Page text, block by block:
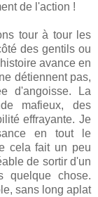
de l'action !
tour à tour les
des gentils ou
avance en
détiennent pas,
d'angoisse. La
mafieux, des
effrayante. Je
en tout le
cela fait un peu
de sortir d'un
quelque chose.
sans long aplat